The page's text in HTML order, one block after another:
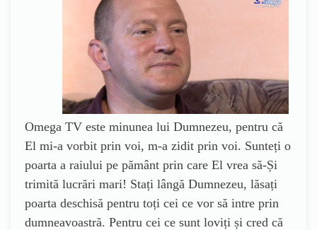
Omega TV este minunea lui Dumnezeu, pentru că
El mi-a vorbit prin voi, m-a zidit prin voi. Sunteți o
poarta a raiului pe pământ prin care El vrea să-Și
trimită lucrări mari! Stați lângă Dumnezeu, lăsați
poarta deschisă pentru toți cei ce vor să intre prin
dumneavoastră. Pentru cei ce sunt loviți și cred că